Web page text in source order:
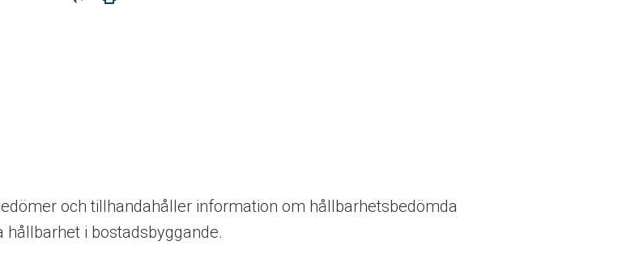
och tillhandahåller information om hållbarhetsbedömda
i bostadsbyggande.